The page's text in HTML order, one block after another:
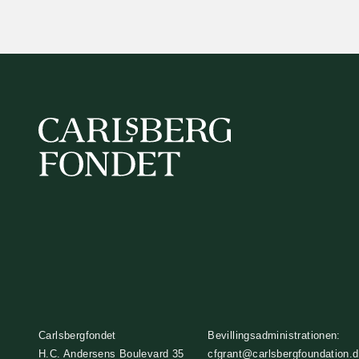
Carlsbergfondet
H.C. Andersens Boulevard 35
Bevillingsadministrationen: